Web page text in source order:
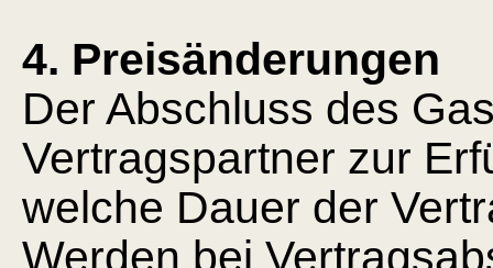
4. Preisänderungen
Der Abschluss des
Vertragspartner zur
welche Dauer der
Werden bei